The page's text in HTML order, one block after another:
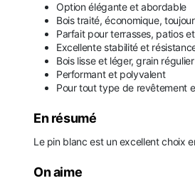
Option élégante et abordable
Bois traité, économique,
Parfait pour terrasses, patios
Excellente stabilité et
Bois lisse et léger, grain
Performant et polyvalent
Pour tout type de revêtement
En résumé
Le pin blanc est un excellent choix
On aime